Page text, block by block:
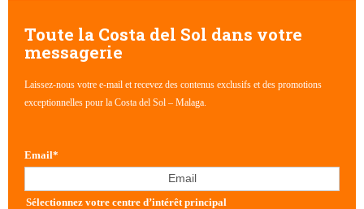
Toute la Costa del Sol dans votre
messagerie
Laissez-nous votre e-mail et recevez des contenus exclusifs et des promotions
exceptionnelles pour la Costa del Sol – Malaga.
Email*
Sélectionnez votre centre d’intérêt principal